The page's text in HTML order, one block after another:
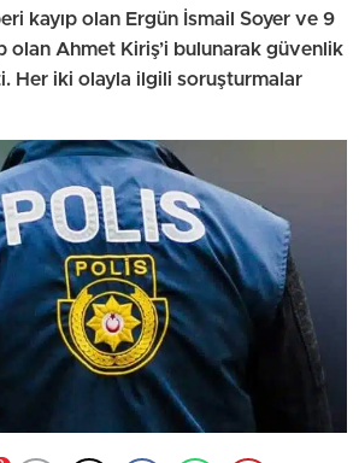
kayıp olan Ergün İsmail Soyer ve 9
olan Ahmet Kiriş’i bulunarak güvenlik
Her iki olayla ilgili soruşturmalar